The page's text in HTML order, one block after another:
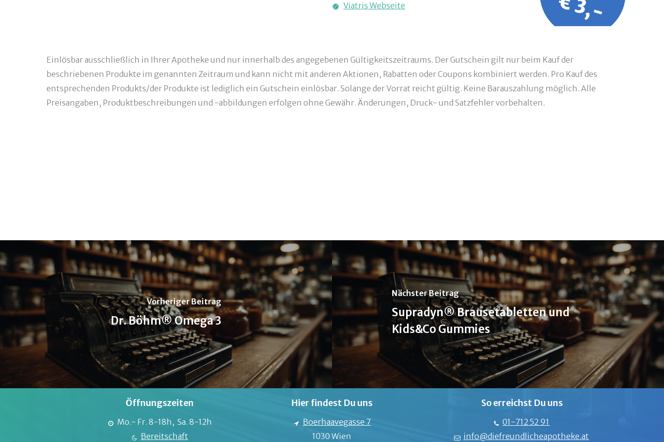
Viatris Webseite
Einlösbar ausschließlich in Ihrer Apotheke und nur innerhalb des angegebenen Gültigkeitszeitraums. Der Gutschein gilt nur beim Kauf der
beschriebenen Produkte im genannten Zeitraum und kann nicht mit anderen Aktionen, Rabatten oder Coupons kombiniert werden. Pro Kauf des
entsprechenden Produkts/der Produkte ist lediglich ein Gutschein einlösbar. Solange der Vorrat reicht gültig. Keine Barauszahlung möglich. Alle
Preisangaben, Produktbeschreibungen und -abbildungen erfolgen ohne Gewähr. Änderungen, Druck- und Satzfehler vorbehalten.
Vorheriger Beitrag
Dr. Böhm® Omega 3
Nächster Beitrag
Supradyn® Brausetabletten und
Kids&Co Gummies
Öffnungszeiten
Mo.- Fr. 8-18h, Sa. 8-12h
Bereitschaft
Hier findest Du uns
Boerhaavegasse 7
1030 Wien
So erreichst Du uns
01-712 52 91
info@diefreundlicheapotheke.at